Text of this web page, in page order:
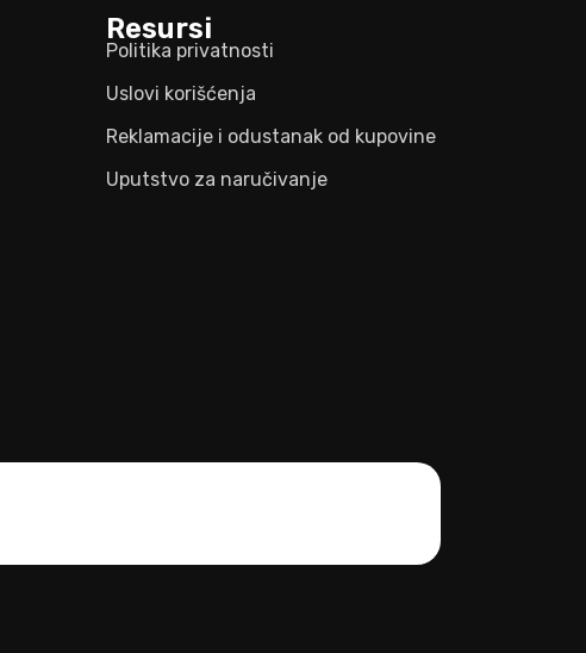
Resursi
Politika privatnosti
Uslovi korišćenja
Reklamacije i odustanak od kupovine
Uputstvo za naručivanje